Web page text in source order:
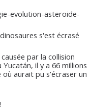
evolution-asteroide-
s'est écrasé
par la collision
il y a 66 millions
aurait pu s'écraser un